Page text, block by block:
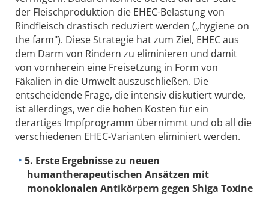
der Fleischproduktion die EHEC-Belastung von
Rindfleisch drastisch reduziert werden („hygiene on
the farm"). Diese Strategie hat zum Ziel, EHEC aus
dem Darm von Rindern zu eliminieren und damit
von vornherein eine Freisetzung in Form von
Fäkalien in die Umwelt auszuschließen. Die
entscheidende Frage, die intensiv diskutiert wurde,
ist allerdings, wer die hohen Kosten für ein
derartiges Impfprogramm übernimmt und ob all die
verschiedenen EHEC-Varianten eliminiert werden.
5. Erste Ergebnisse zu neuen
humantherapeutischen Ansätzen mit
monoklonalen Antikörpern gegen Shiga Toxine